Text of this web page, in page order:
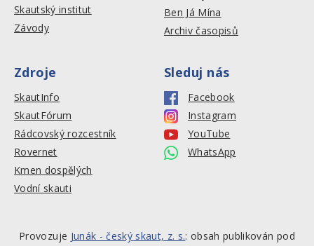
Skautský institut
Závody
Ben Já Mína
Archiv časopisů
Zdroje
SkautInfo
SkautFórum
Rádcovský rozcestník
Rovernet
Kmen dospělých
Vodní skauti
Sleduj nás
Facebook
Instagram
YouTube
WhatsApp
Provozuje Junák - český skaut, z. s.: obsah publikován pod